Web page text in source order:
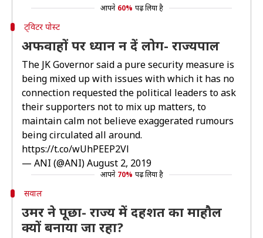
आपने 60% पढ़ लिया है
ट्विटर पोस्ट
अफवाहों पर ध्यान न दें लोग- राज्यपाल
The JK Governor said a pure security measure is
being mixed up with issues with which it has no
connection requested the political leaders to ask
their supporters not to mix up matters, to
maintain calm not believe exaggerated rumours
being circulated all around.
https://t.co/wUhPEEP2Vl
— ANI (@ANI)August 2, 2019
आपने 70% पढ़ लिया है
सवाल
उमर ने पूछा- राज्य में दहशत का माहौल
क्यों बनाया जा रहा?